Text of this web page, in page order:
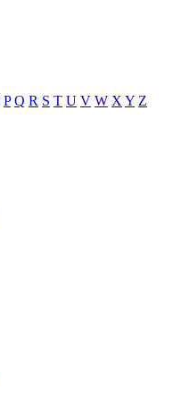
P Q R S T U V W X Y Z